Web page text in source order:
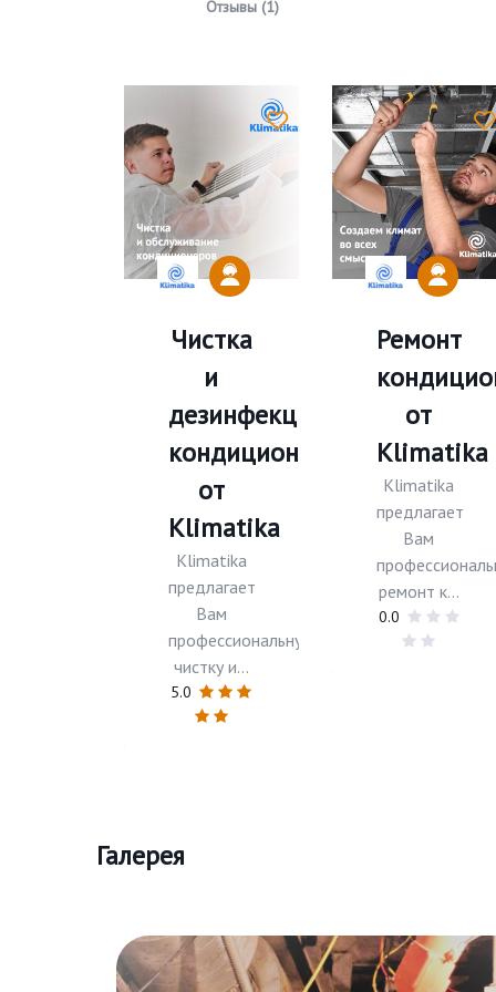
Отзывы (1)
Чистка
и
дезинфекция
кондиционеров
от
Klimatika
Klimatika
предлагает
Вам
профессиональную
чистку и...
5.0
Ремонт
от
Klimatika
Klimatika
предлагает
Вам
ремонт к...
0.0
Галерея